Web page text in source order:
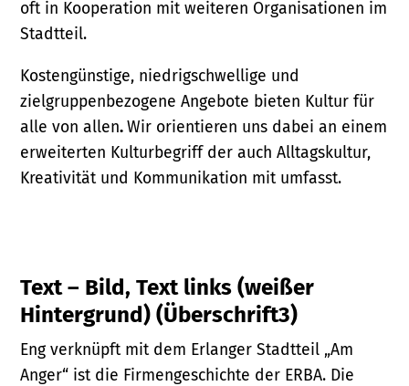
oft in Kooperation mit weiteren Organisationen im
Stadtteil.
Kostengünstige, niedrigschwellige und
zielgruppenbezogene Angebote bieten Kultur für
alle von allen.Wir orientieren uns dabei an einem
erweiterten Kulturbegriff der auch Alltagskultur,
Kreativität und Kommunikation mit umfasst.
Text – Bild, Text links (weißer
Hintergrund) (Überschrift3)
Eng verknüpft mit dem Erlanger Stadtteil „Am
Anger“ ist die Firmengeschichte der ERBA. Die